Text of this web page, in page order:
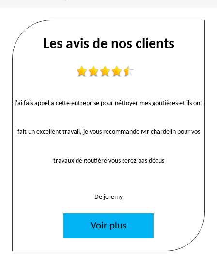
Les avis de nos clients
j'ai fais appel a cette entreprise pour néttoyer mes goutières et ils ont
fait un excellent travail, je vous recommande Mr chardelin pour vos
travaux de goutière vous serez pas déçus
De jeremy
Voir plus